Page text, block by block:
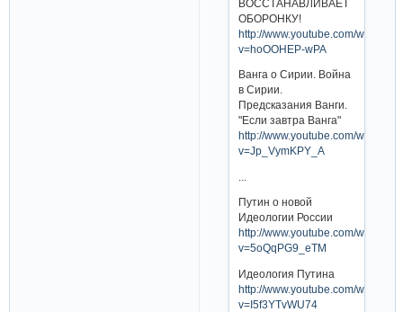
ВОССТАНАВЛИВАЕТ
ОБОРОНКУ!
http://www.youtube.com/watch?
v=hoOOHEP-wPA
Ванга о Сирии. Война
в Сирии.
Предсказания Ванги.
"Если завтра Ванга"
http://www.youtube.com/watch?
v=Jp_VymKPY_A
Путин о новой
Идеологии России
http://www.youtube.com/watch?
v=5oQqPG9_eTM
Идеология Путина
http://www.youtube.com/watch?
v=I5f3YTvWU74